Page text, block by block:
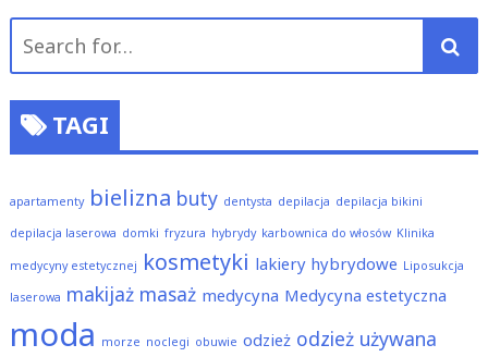
for:
TAGI
apartamenty bielizna buty dentysta depilacja depilacja bikini
depilacja laserowa domki fryzura hybrydy karbownica do włosów Klinika
medycyny estetycznej kosmetyki lakiery hybrydowe Liposukcja
laserowa makijaż masaż medycyna Medycyna estetyczna
moda morze noclegi obuwie odzież odzież używana